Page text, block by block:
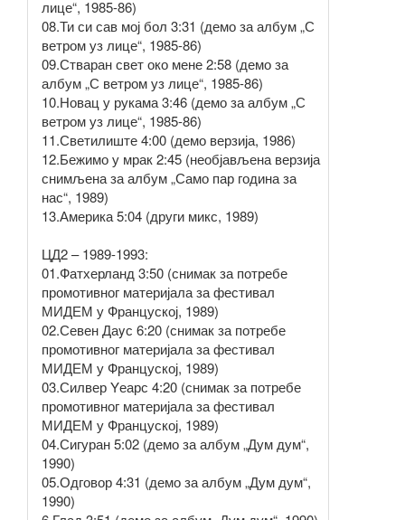
лице“, 1985-86)
08.Ти си сав мој бол 3:31 (демо за албум „С
ветром уз лице“, 1985-86)
09.Стваран свет око мене 2:58 (демо за
албум „С ветром уз лице“, 1985-86)
10.Новац у рукама 3:46 (демо за албум „С
ветром уз лице“, 1985-86)
11.Светилиште 4:00 (демо верзија, 1986)
12.Бежимо у мрак 2:45 (необјављена верзија
снимљена за албум „Само пар година за
нас“, 1989)
13.Америка 5:04 (други микс, 1989)
ЦД2 – 1989-1993:
01.Фатхерланд 3:50 (снимак за потребе
промотивног материјала за фестивал
МИДЕМ у Француској, 1989)
02.Севен Даyс 6:20 (снимак за потребе
промотивног материјала за фестивал
МИДЕМ у Француској, 1989)
03.Силвер Yеарс 4:20 (снимак за потребе
промотивног материјала за фестивал
МИДЕМ у Француској, 1989)
04.Сигуран 5:02 (демо за албум „Дум дум“,
1990)
05.Одговор 4:31 (демо за албум „Дум дум“,
1990)